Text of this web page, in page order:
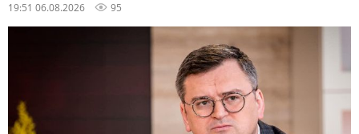
19:51 06.08.2026 95